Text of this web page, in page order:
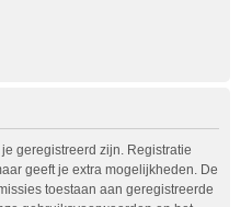
geregistreerd zijn. Registratie
geeft je extra mogelijkheden. De
toestaan aan geregistreerde